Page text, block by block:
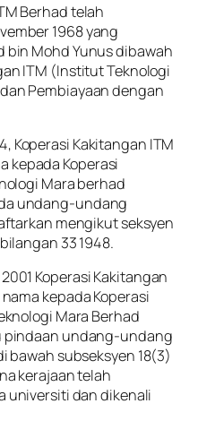
Berhad telah
1968 yang
Mohd Yunus dibawah
ITM (Institut Teknologi
Pembiayaan dengan
Koperasi Kakitangan ITM
kepada Koperasi
Mara berhad
undang-undang
mengikut seksyen
33 1948.
Koperasi Kakitangan
kepada Koperasi
Mara Berhad
pindaan undang-undang
bawah subseksyen 18(3)
kerajaan telah
universiti dan dikenali